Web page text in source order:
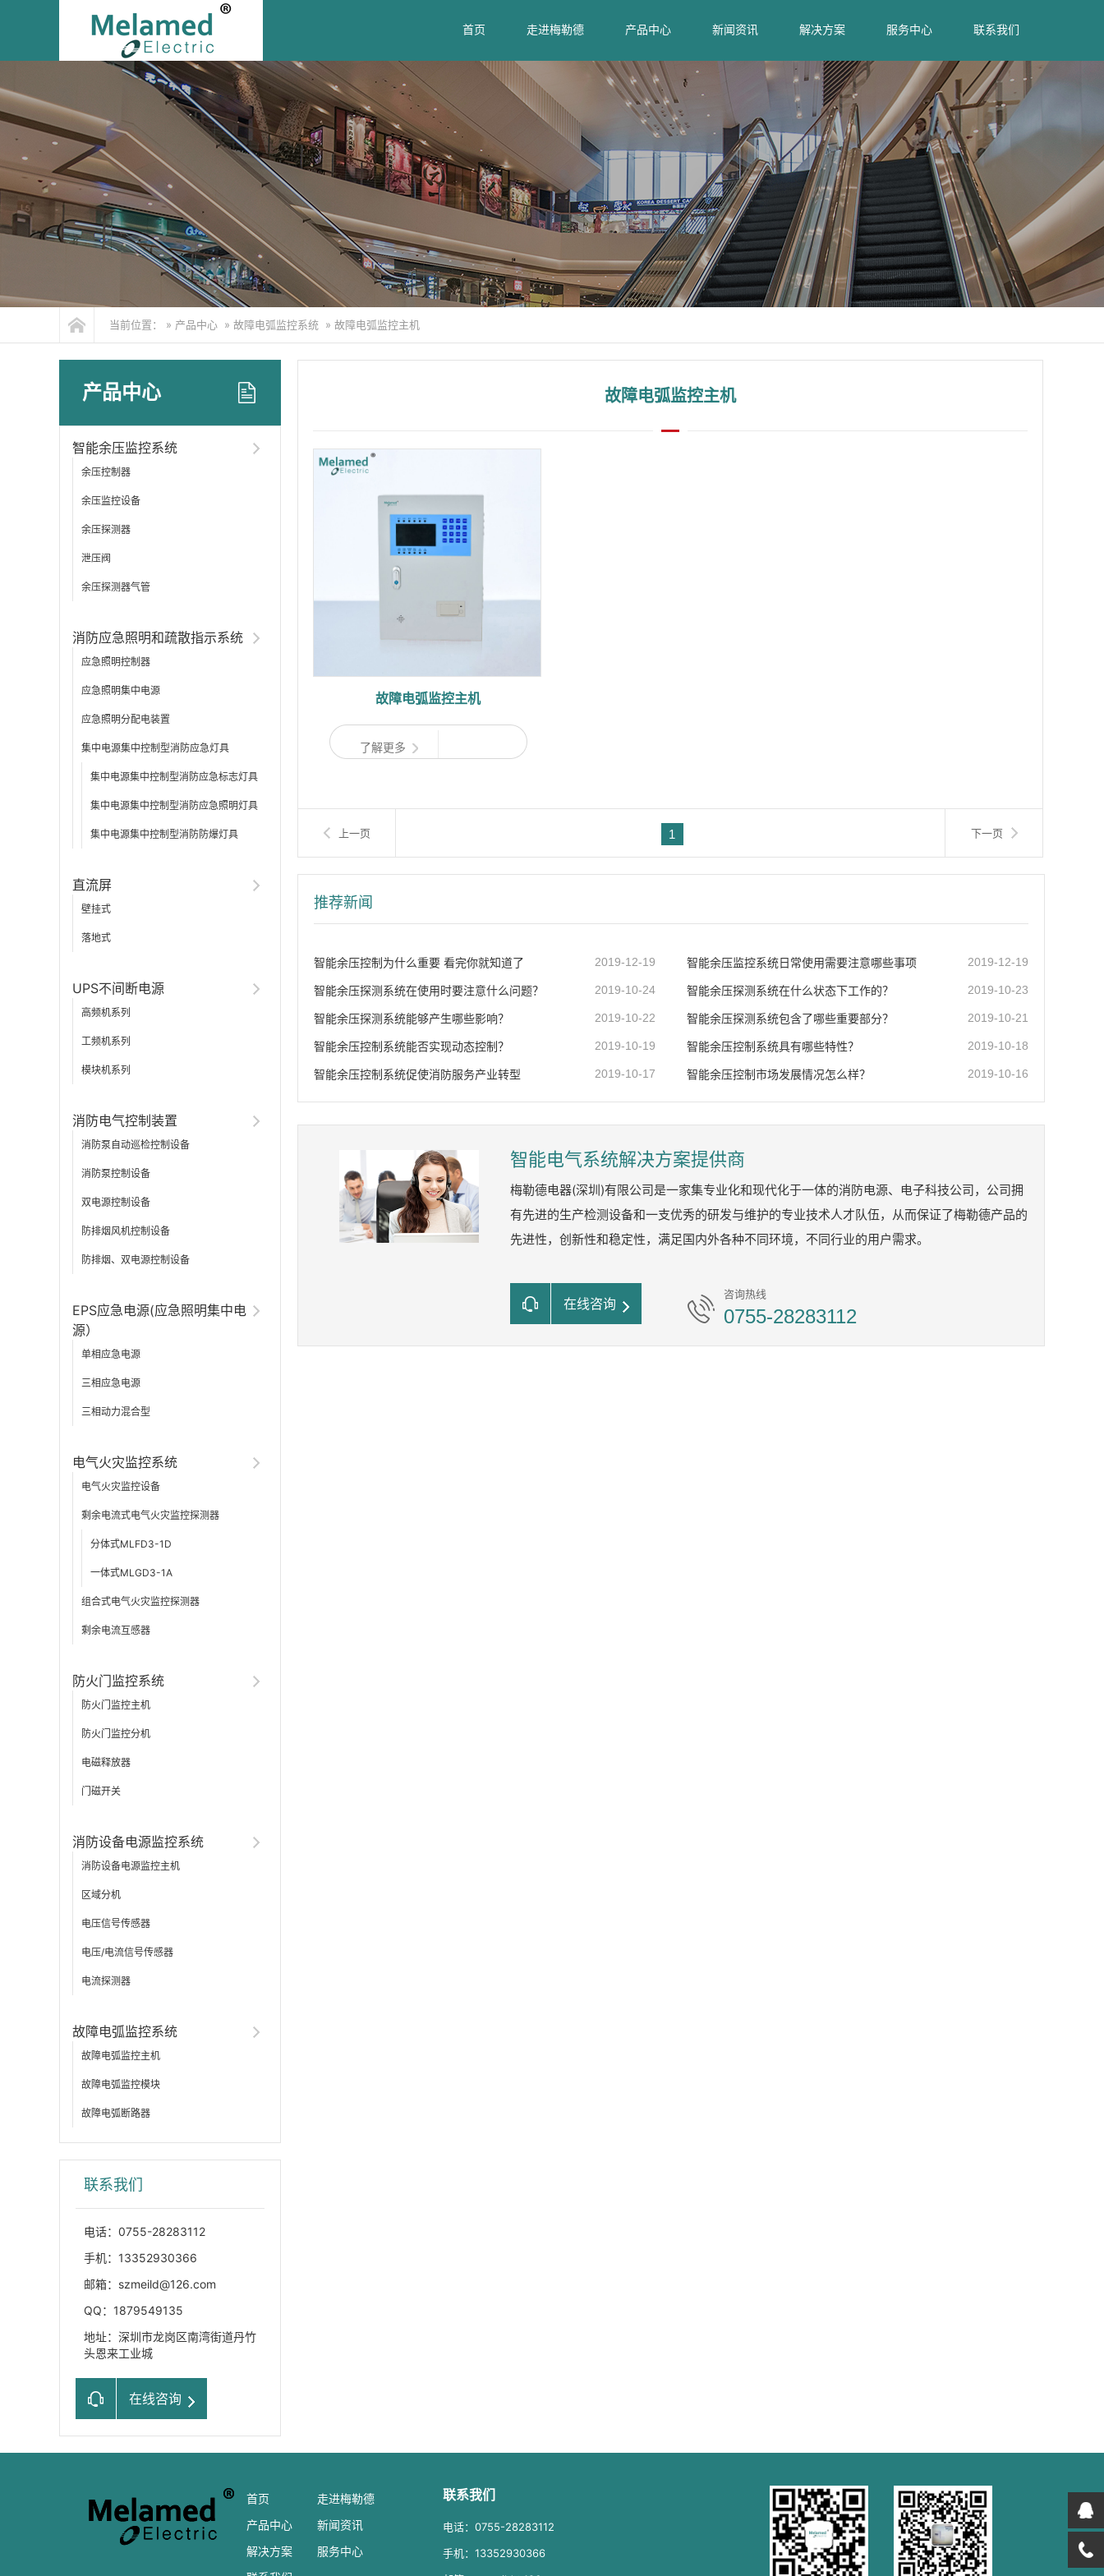
首页 走进梅勒德 产品中心 新闻资讯 解决方案 服务中心 联系我们
当前位置： » 产品中心 » 故障电弧监控系统 » 故障电弧监控主机
产品中心
智能余压监控系统
余压控制器
余压监控设备
余压探测器
泄压阀
余压探测器气管
消防应急照明和疏散指示系统
应急照明控制器
应急照明集中电源
应急照明分配电装置
集中电源集中控制型消防应急灯具
集中电源集中控制型消防应急标志灯具
集中电源集中控制型消防应急照明灯具
集中电源集中控制型消防防爆灯具
直流屏
壁挂式
落地式
UPS不间断电源
高频机系列
工频机系列
模块机系列
消防电气控制装置
消防泵自动巡检控制设备
消防泵控制设备
双电源控制设备
防排烟风机控制设备
防排烟、双电源控制设备
EPS应急电源(应急照明集中电
源）
单相应急电源
三相应急电源
三相动力混合型
电气火灾监控系统
电气火灾监控设备
剩余电流式电气火灾监控探测器
分体式MLFD3-1D
一体式MLGD3-1A
组合式电气火灾监控探测器
剩余电流互感器
防火门监控系统
防火门监控主机
防火门监控分机
电磁释放器
门磁开关
消防设备电源监控系统
消防设备电源监控主机
区域分机
电压信号传感器
电压/电流信号传感器
电流探测器
故障电弧监控系统
故障电弧监控主机
故障电弧监控模块
故障电弧断路器
联系我们
电话：0755-28283112
手机：13352930366
邮箱：szmeild@126.com
QQ：1879549135
地址：深圳市龙岗区南湾街道丹竹
头恩来工业城
在线咨询
故障电弧监控主机
故障电弧监控主机
了解更多
上一页 1 下一页
推荐新闻
智能余压控制为什么重要 看完你就知道了 2019-12-19 智能余压监控系统日常使用需要注意哪些事项 2019-12-19
智能余压探测系统在使用时要注意什么问题？ 2019-10-24 智能余压探测系统在什么状态下工作的？ 2019-10-23
智能余压探测系统能够产生哪些影响？ 2019-10-22 智能余压探测系统包含了哪些重要部分？ 2019-10-21
智能余压控制系统能否实现动态控制？ 2019-10-19 智能余压控制系统具有哪些特性？ 2019-10-18
智能余压控制系统促使消防服务产业转型 2019-10-17 智能余压控制市场发展情况怎么样？ 2019-10-16
智能电气系统解决方案提供商
梅勒德电器(深圳)有限公司是一家集专业化和现代化于一体的消防电源、电子科技公司，公司拥
有先进的生产检测设备和一支优秀的研发与维护的专业技术人才队伍，从而保证了梅勒德产品的
先进性，创新性和稳定性，满足国内外各种不同环境，不同行业的用户需求。
在线咨询
咨询热线
0755-28283112
首页
走进梅勒德
产品中心
新闻资讯
解决方案
服务中心
联系我们
电话：0755-28283112
手机：13352930366